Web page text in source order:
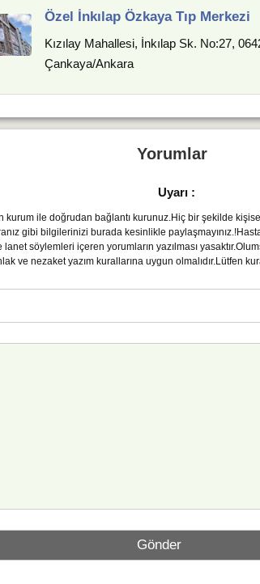
Özel İnkılap Özkaya Tıp Merkezi
Kızılay Mahallesi, İnkılap Sk. No:27,
Çankaya/Ankara
Yorumlar
Uyarı :
kurum ile doğrudan bağlantı kurunuz.Hiç bir şekilde
gibi bilgilerinizi burada kesinlikle
lanet söylemleri içeren yorumların yazılması
ve nezaket yazım kurallarına uygun olmalıdır.Lütfen